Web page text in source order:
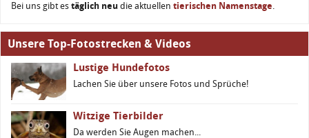
Bei uns gibt es täglich neu die aktuellen tierischen Namenstage.
Unsere Top-Fotostrecken & Videos
Lustige Hundefotos
Lachen Sie über unsere Fotos und Sprüche!
Witzige Tierbilder
Da werden Sie Augen machen...